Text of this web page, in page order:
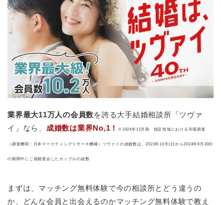
業界最大11万人の会員数を誇る大手結婚相談所「ツヴァ
イ」なら、 成婚数は業界No,1！ ※2024年12月期 指定領域における市場調査
（調査機関：日本マーケティングリサーチ機構）ツヴァイの成婚数は、2023年10月1日から2024年9月30日
の期間中にご成婚退会したカップルの組数
まずは、マッチング無料体験で今の相談所とどう違うの
か、どんな会員と出会えるのかマッチング無料体験で教え